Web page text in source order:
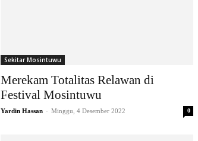
Sekitar Mosintuwu
Merekam Totalitas Relawan di
Festival Mosintuwu
Yardin Hassan - Minggu, 4 Desember 2022 0